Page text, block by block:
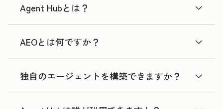
Agent Hubとは？
AEOとは何ですか？
独自のエージェントを構築できますか？